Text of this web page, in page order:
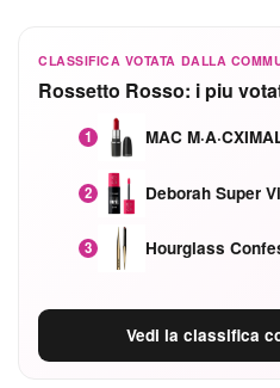
CLASSIFICA VOTATA DALLA
Rossetto Rosso: i piu
1
2 Deborah Super
3
Vedi la classifica